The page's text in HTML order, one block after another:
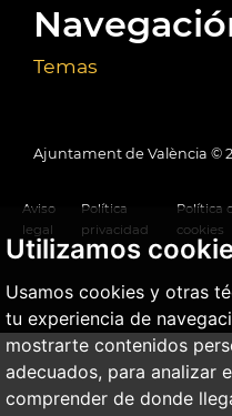
Utilizamos
Usamos cookies y otras
tu experiencia de
mostrarte contenidos
adecuados, para analizar
comprender de donde
Temas
Ajuntament de València ©
Aviso
legal
Política
privacidad
Política
cookies